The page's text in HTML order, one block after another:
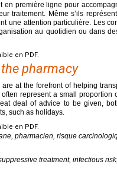
en première ligne pour
traitement. Même s’ils
une attention particulière. Les
au quotidien ou dans
en PDF.
pharmacy
at the forefront of helping
represent a small proportion
deal of advice to be given,
such as holidays.
en PDF.
pharmacien, risque
treatment, infectious